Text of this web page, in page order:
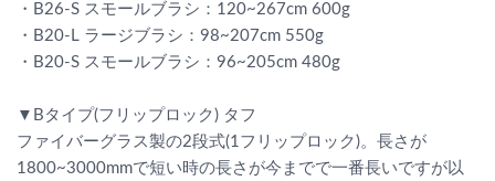
・B26-S スモールブラシ：120~267cm 600g
・B20-L ラージブラシ：98~207cm 550g
・B20-S スモールブラシ：96~205cm 480g
▼Bタイプ(フリップロック) タフ
ファイバーグラス製の2段式(1フリップロック)。長さが
1800~3000mmで短い時の長さが今までで一番長いですが以